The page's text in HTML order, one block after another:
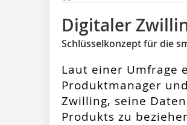
Digitaler
Schlüsselkonzept für die
Laut einer Umfrage
Produktmanager
Zwilling, seine
Produkts zu